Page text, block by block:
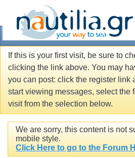
If this is your first visit, be sure to
clicking the link above. You may
you can post: click the register link
start viewing messages, select the
visit from the selection below.
We are sorry, this content is not
mobile style.
Click Here to go to the Forum